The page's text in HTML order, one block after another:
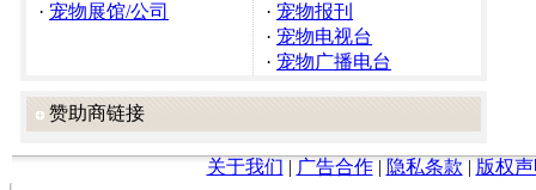
· 宠物展馆/公司
· 宠物报刊
· 宠物电视台
· 宠物广播电台
赞助商链接
关于我们 | 广告合作| 隐私条款 | 版权